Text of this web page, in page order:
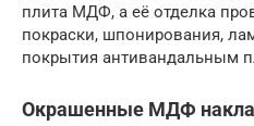
плита МДФ, а её отделка
покраски, шпонирования,
покрытия антивандальным
Окрашенные МДФ